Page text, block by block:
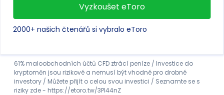
Vyzkoušet eToro
2000+ našich čtenářů si vybralo eToro
61% maloobchodních účtů CFD ztrácí peníze / Investice do
kryptoměn jsou rizikové a nemusí být vhodné pro drobné
investory / Můžete přijít o celou svou investici / Seznamte se s
riziky zde - https://etoro.tw/3PI44nZ